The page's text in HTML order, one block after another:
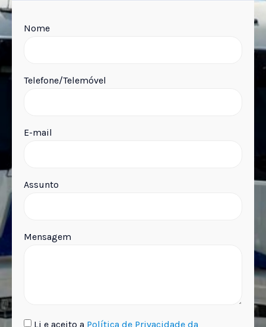
Nome
Telefone/Telemóvel
E-mail
Assunto
Mensagem
Li e aceito a Política de Privacidade da